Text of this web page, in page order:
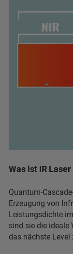
Was ist IR
Quantum-
Erzeugung von
Leistungsdichte
sind sie die ideale
das nächste Level